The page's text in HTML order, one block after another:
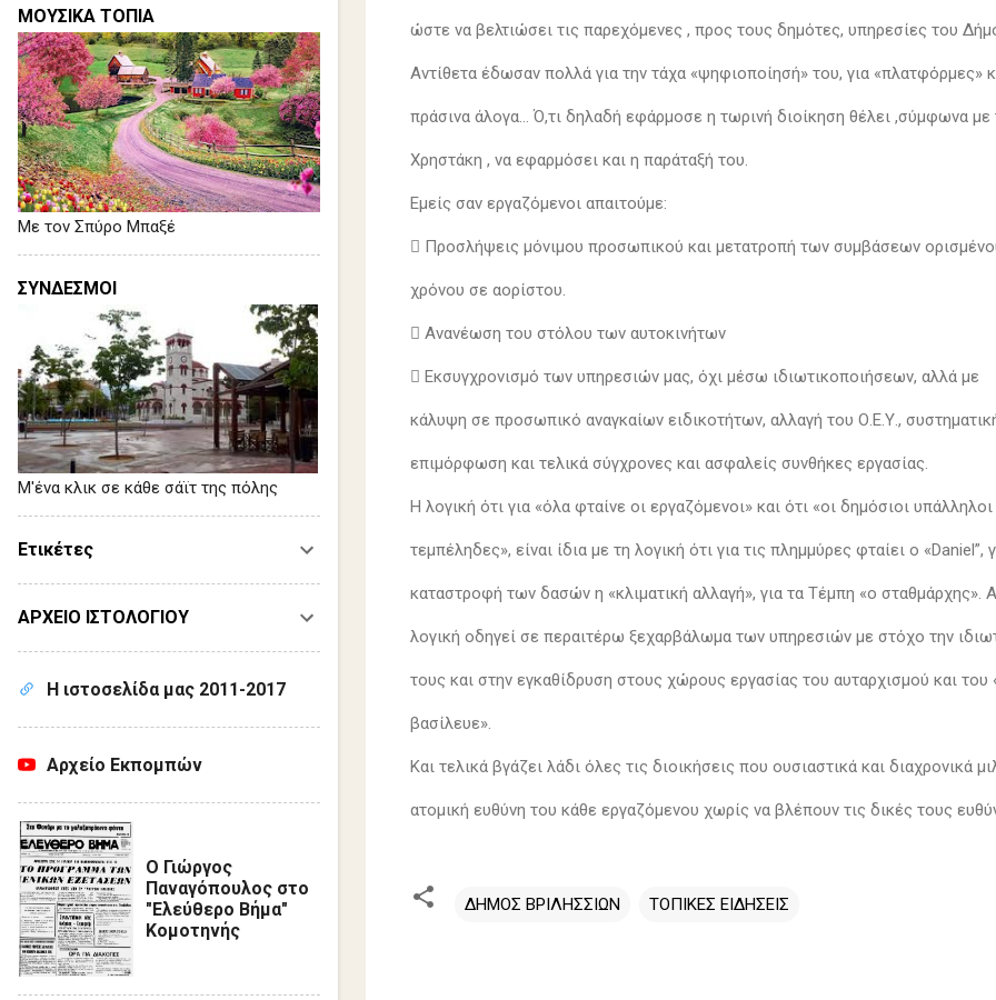
ώστε να βελτιώσει τις παρεχόμενες , προς τους δημότες, υπηρεσίες του
Αντίθετα έδωσαν πολλά για την τάχα «ψηφιοποίησή» του, για «πλατφόρμες»
πράσινα άλογα… Ό,τι δηλαδή εφάρμοσε η τωρινή διοίκηση θέλει ,σύμφωνα με
Χρηστάκη , να εφαρμόσει και η παράταξή του.
Εμείς σαν εργαζόμενοι απαιτούμε:
 Προσλήψεις μόνιμου προσωπικού και μετατροπή των συμβάσεων
χρόνου σε αορίστου.
 Ανανέωση του στόλου των αυτοκινήτων
 Εκσυγχρονισμό των υπηρεσιών μας, όχι μέσω ιδιωτικοποιήσεων, αλλά με
κάλυψη σε προσωπικό αναγκαίων ειδικοτήτων, αλλαγή του Ο.Ε.Υ.,
επιμόρφωση και τελικά σύγχρονες και ασφαλείς συνθήκες εργασίας.
Η λογική ότι για «όλα φταίνε οι εργαζόμενοι» και ότι «οι δημόσιοι υπάλληλοι
τεμπέληδες», είναι ίδια με τη λογική ότι για τις πλημμύρες φταίει ο «Daniel”,
καταστροφή των δασών η «κλιματική αλλαγή», για τα Τέμπη «ο σταθμάρχης».
λογική οδηγεί σε περαιτέρω ξεχαρβάλωμα των υπηρεσιών με στόχο την
τους και στην εγκαθίδρυση στους χώρους εργασίας του αυταρχισμού και του
βασίλευε».
Και τελικά βγάζει λάδι όλες τις διοικήσεις που ουσιαστικά και διαχρονικά
ατομική ευθύνη του κάθε εργαζόμενου χωρίς να βλέπουν τις δικές τους
ΔΗΜΟΣ ΒΡΙΛΗΣΣΙΩΝ ΤΟΠΙΚΕΣ ΕΙΔΗΣΕΙΣ
ΜΟΥΣΙΚΑ ΤΟΠΙΑ
Με τον Σπύρο Μπαξέ
ΣΥΝΔΕΣΜΟΙ
Μ'ένα κλικ σε κάθε σάϊτ της πόλης
Ετικέτες
ΑΡΧΕΙΟ ΙΣΤΟΛΟΓΙΟΥ
Η ιστοσελίδα μας 2011-2017
Αρχείο Εκπομπών
Ο Γιώργος
Παναγόπουλος στο
"Ελεύθερο Βήμα"
Κομοτηνής